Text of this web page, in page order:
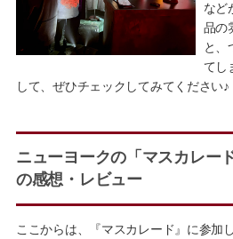
など
品の
と、
てし
して、ぜひチェックしてみてください♪
ニューヨークの「マスカレー
の感想・レビュー
ここからは、『マスカレード』に参加